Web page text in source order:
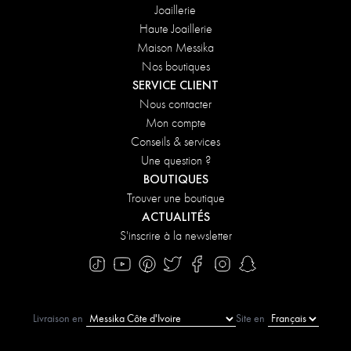
Joaillerie
Haute Joaillerie
Maison Messika
Nos boutiques
SERVICE CLIENT
Nous contacter
Mon compte
Conseils & services
Une question ?
BOUTIQUES
Trouver une boutique
ACTUALITÉS
S'inscrire à la newsletter
Livraison en Site en